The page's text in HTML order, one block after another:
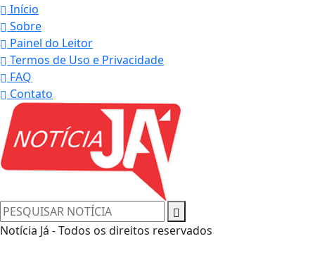
Início
Sobre
Painel do Leitor
Termos de Uso e Privacidade
FAQ
Contato
Notícia Já - Todos os direitos reservados